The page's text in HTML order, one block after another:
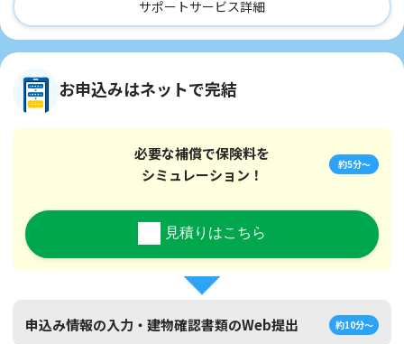
サポートサービス詳細
お申込みはネットで完結
必要な補償で保険料を
シミュレーション！
約5分～
見積りはこちら
申込み情報の入力・建物確認書類のWeb提出 約10分～